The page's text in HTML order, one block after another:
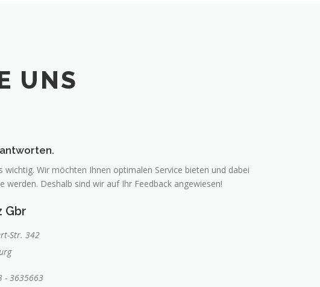
UNS
wichtig. Wir möchten Ihnen optimalen Service bieten und dabei
werden. Deshalb sind wir auf Ihr Feedback angewiesen!
Gbr
Str. 342
- 3635663